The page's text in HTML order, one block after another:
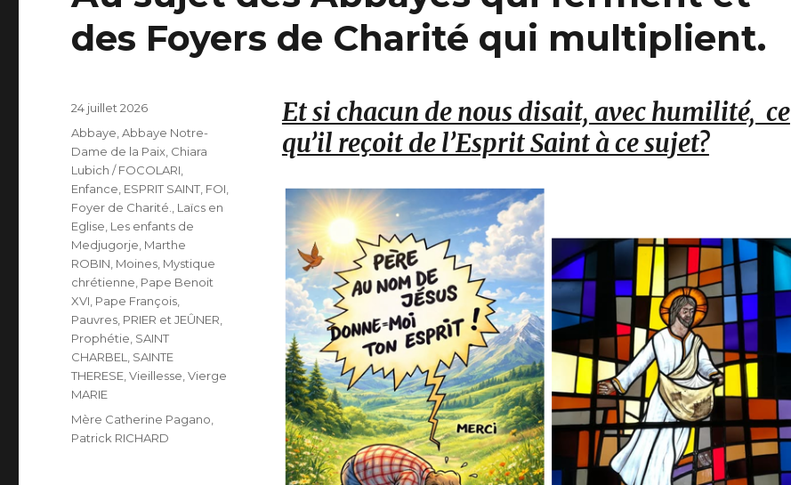
des Foyers de Charité qui multiplient.
Et si chacun de nous disait, avec humilité, ce
qu’il reçoit de l’Esprit Saint à ce sujet?
Publié
le
24 juillet 2026
Catégories
Abbaye ,Abbaye Notre-
Dame de la Paix Chiara
Lubich / FOCOLARI
Enfance ESPRIT SAINT FOI
Foyer de Charité.
Laïcs en
Eglise Les enfants de
Medjugorje Marthe
ROBIN Moines Mystique
chrétienne Pape Benoit
XVI Pape François
Pauvres PRIER et JEÛNER
Prophétie SAINT
CHARBEL
SAINTE
THERESE ,Vieillesse ,Vierge
MARIE
Étiquettes
Mère Catherine Pagano
Patrick RICHARD